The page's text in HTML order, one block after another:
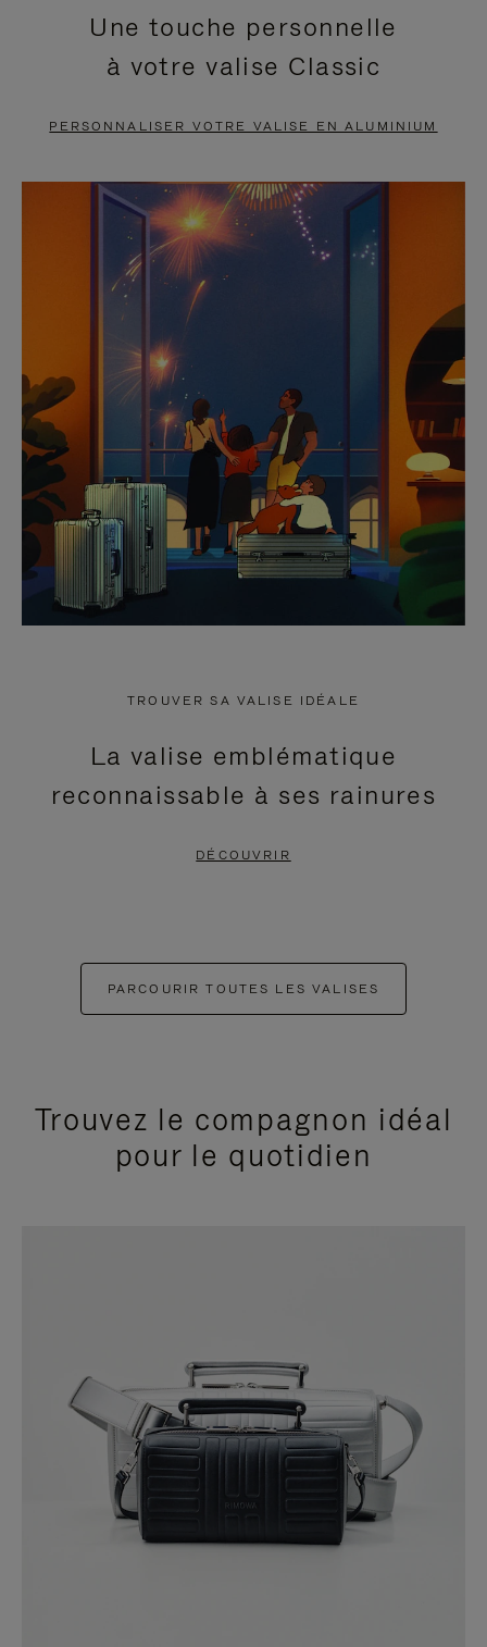
EN
PAUSE,
APPUYEZ
POUR
METTRE
PAUSE
VIDÉO
EST
DÉSACTIVÉ.
CLIQUER
POUR
RÉACTIVER
LE
SON
Une touche personnelle
à votre valise Classic
PERSONNALISER VOTRE VALISE EN ALUMINIUM
TROUVER SA VALISE IDÉALE
La valise emblématique
reconnaissable à ses rainures
DÉCOUVRIR
PARCOURIR TOUTES LES VALISES
Trouvez le compagnon idéal
pour le quotidien